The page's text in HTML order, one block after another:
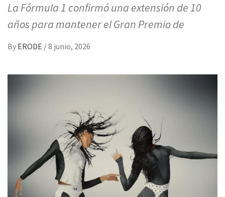
La Fórmula 1 confirmó una extensión de 10
años para mantener el Gran Premio de
By ERODE /8 junio, 2026